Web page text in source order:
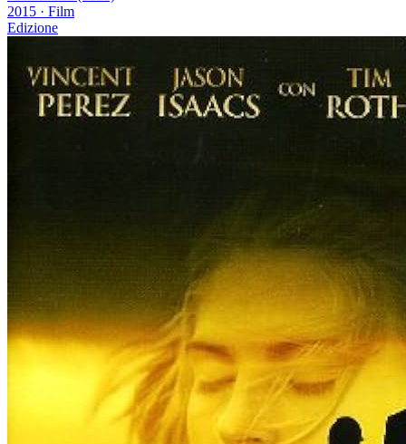
2015 · Film
Edizione